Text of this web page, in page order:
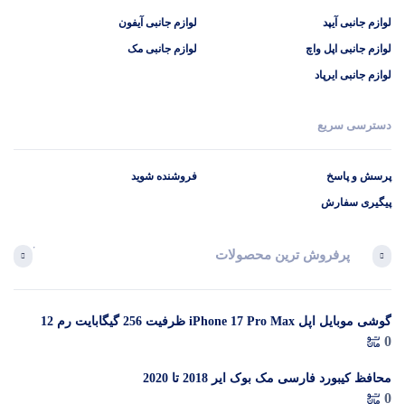
لوازم جانبی آیپد
لوازم جانبی اپل واچ
لوازم جانبی ایرپاد
لوازم جانبی آیفون
لوازم جانبی مک
دسترسی سریع
پرسش و پاسخ
پیگیری سفارش
فروشنده شوید
پرفروش ترین محصولات
گوشی موبایل اپل iPhone 17 Pro Max ظرفیت 256 گیگابایت رم 12
گیگابایت (ZAA) – Not Active رجیستر شده
0
محافظ کیبورد فارسی مک بوک ایر 2018 تا 2020
0